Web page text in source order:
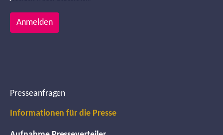
Anmelden
Presseanfragen
Informationen für die Presse